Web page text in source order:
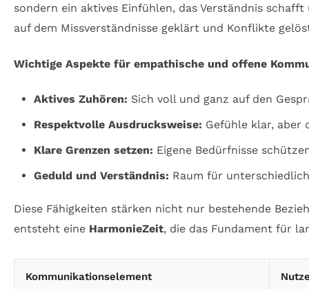
sondern ein aktives Einfühlen, das Verständnis
auf dem Missverständnisse geklärt und Konflikte
Wichtige Aspekte für empathische und offene
Aktives Zuhören: Sich voll und ganz auf den
Respektvolle Ausdrucksweise: Gefühle klar, aber
Klare Grenzen setzen: Eigene Bedürfnisse
Geduld und Verständnis: Raum für
Diese Fähigkeiten stärken nicht nur bestehende
entsteht eine HarmonieZeit, die das Fundament für
Kommunikationselement